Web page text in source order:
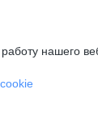
нашего